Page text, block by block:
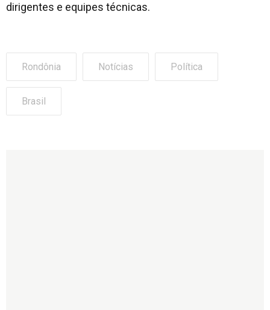
dirigentes e equipes técnicas.
Rondônia Notícias Política
Brasil